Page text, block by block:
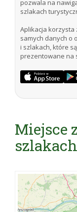
pozwala na
szlakach
Aplikacja korzysta
samych danych o
i szlakach, które są
prezentowane na
Miejsce
szlakach